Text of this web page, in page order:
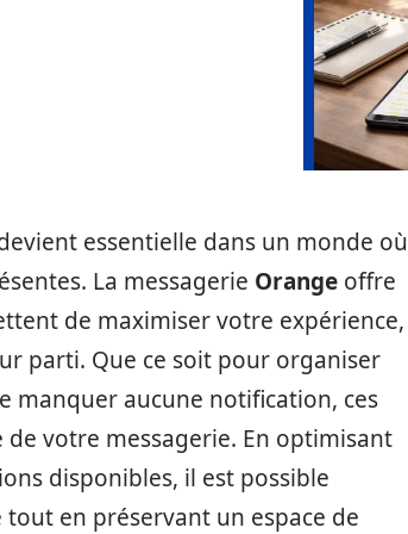
essentielle dans un monde où
La messagerie Orange offre
de maximiser votre expérience,
parti. Que ce soit pour organiser
manquer aucune notification, ces
votre messagerie. En optimisant
disponibles, il est possible
en préservant un espace de